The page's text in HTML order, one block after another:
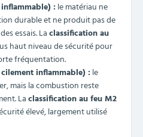
: le matériau ne
durable et ne produit pas de
essais. Laclassification au
haut niveau de sécurité pour
fréquentation.
inflammable) : le
mais la combustion reste
Laclassification au feu M2
élevé, largement utilisé